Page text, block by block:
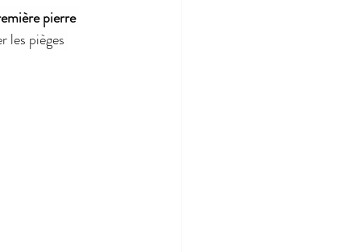
pierre
les pièges